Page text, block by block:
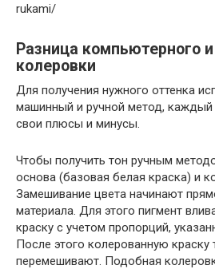
rukami/
Разница компьютерного
колеровки
Для получения нужного оттенка
машинный и ручной метод, каждый
свои плюсы и минусы.
Чтобы получить тон ручным
основа (базовая белая краска) и
Замешивание цвета начинают
материала. Для этого пигмент
краску с учетом пропорций,
После этого колерованную краску
перемешивают. Подобная